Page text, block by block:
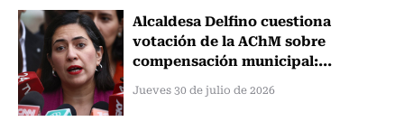
Alcaldesa Delfino cuestiona
votación de la AChM sobre
compensación municipal:...
Jueves 30 de julio de 2026